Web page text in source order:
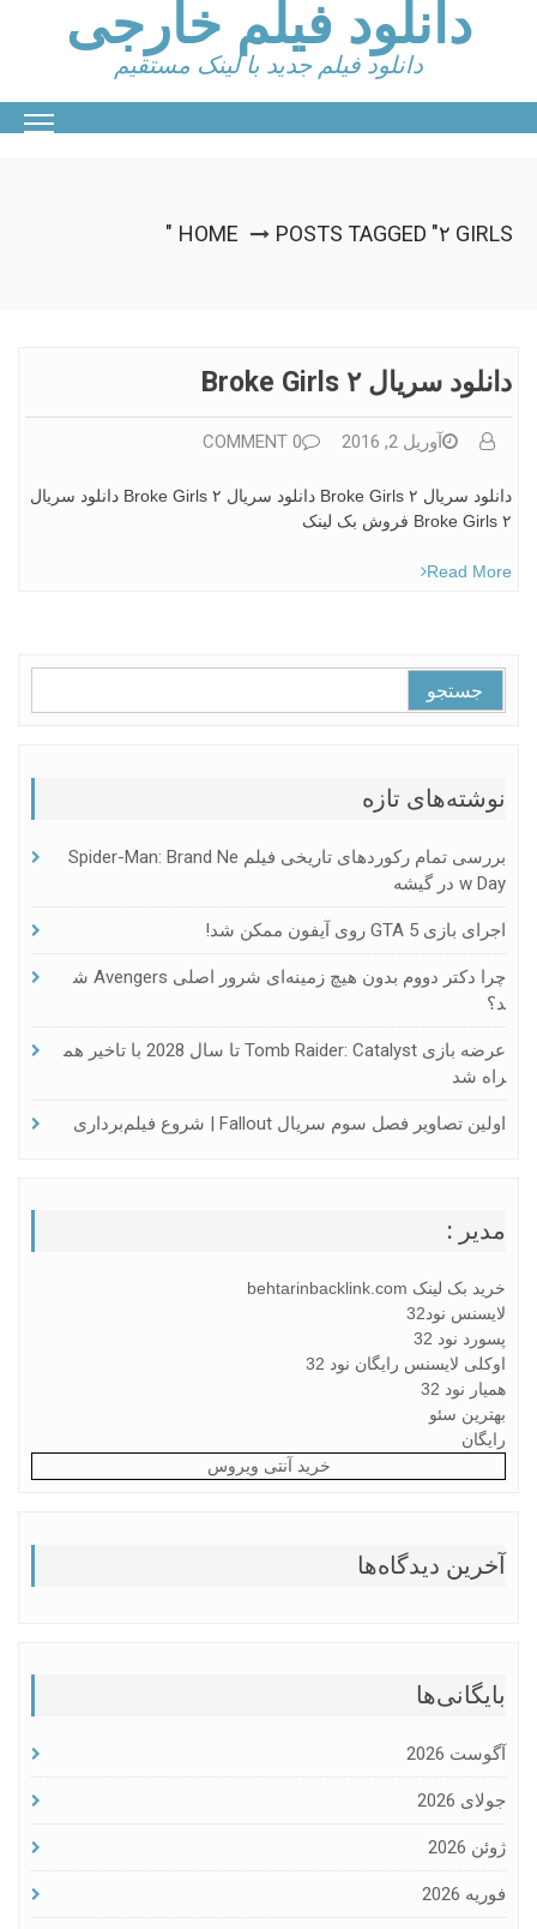
دانلود فیلم خارجی
دانلود فیلم جدید با لینک مستقیم
HOME POSTS TAGGED "۲ GIRLS"
دانلود سریال ۲ Broke Girls
آوریل 2, 2016 0 COMMENT
دانلود سریال ۲ Broke Girls دانلود سریال ۲ Broke Girls دانلود سریال
۲ Broke Girls فروش بک لینک
Read More
برای:
نوشته‌های تازه
بررسی تمام رکوردهای تاریخی فیلم Spider-Man: Brand Ne
W Day در گیشه
اجرای بازی GTA 5 روی آیفون ممکن شد!
چرا دکتر دووم بدون هیچ زمینه‌ای شرور اصلی Avengers ش
د؟
عرضه بازی Tomb Raider: Catalyst تا سال 2028 با تاخیر هم
راه شد
اولین تصاویر فصل سوم سریال Fallout | شروع فیلم‌برداری
مدیر :
خرید بک لینک behtarinbacklink.com
لایسنس نود32
پسورد نود 32
اوکلی لایسنس رایگان نود 32
همیار نود 32
بهترین سئو
رایگان
خرید آنتی ویروس
آخرین دیدگاه‌ها
بایگانی‌ها
آگوست 2026
جولای 2026
ژوئن 2026
فوریه 2026